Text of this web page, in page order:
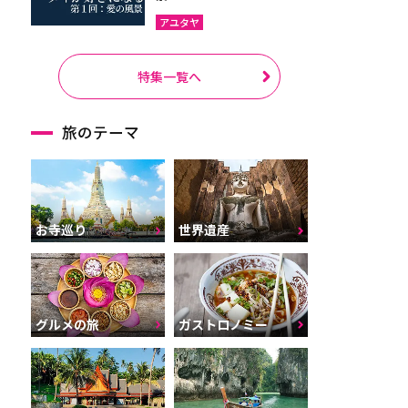
アユタヤ
特集一覧へ
旅のテーマ
お寺巡り 世界遺産
グルメの旅 ガストロノミー